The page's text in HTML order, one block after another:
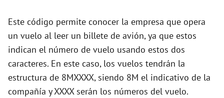
d
e
o
Este código permite conocer la empresa que opera
un vuelo al leer un billete de avión, ya que estos
indican el número de vuelo usando estos dos
caracteres. En este caso, los vuelos tendrán la
estructura de 8MXXXX, siendo 8M el indicativo de la
compañía y XXXX serán los números del vuelo.